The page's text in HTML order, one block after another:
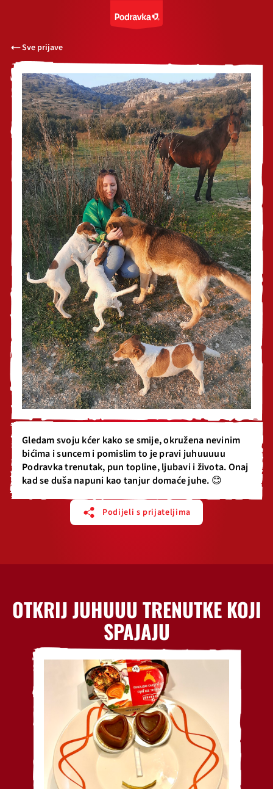
Sve prijave
Gledam svoju kćer kako se smije, okružena nevinim
bićima i suncem i pomislim to je pravi juhuuuuu
Podravka trenutak, pun topline, ljubavi i života. Onaj
kad se duša napuni kao tanjur domaće juhe. 😊
Podijeli s prijateljima
OTKRIJ JUHUUU TRENUTKE KOJI
SPAJAJU